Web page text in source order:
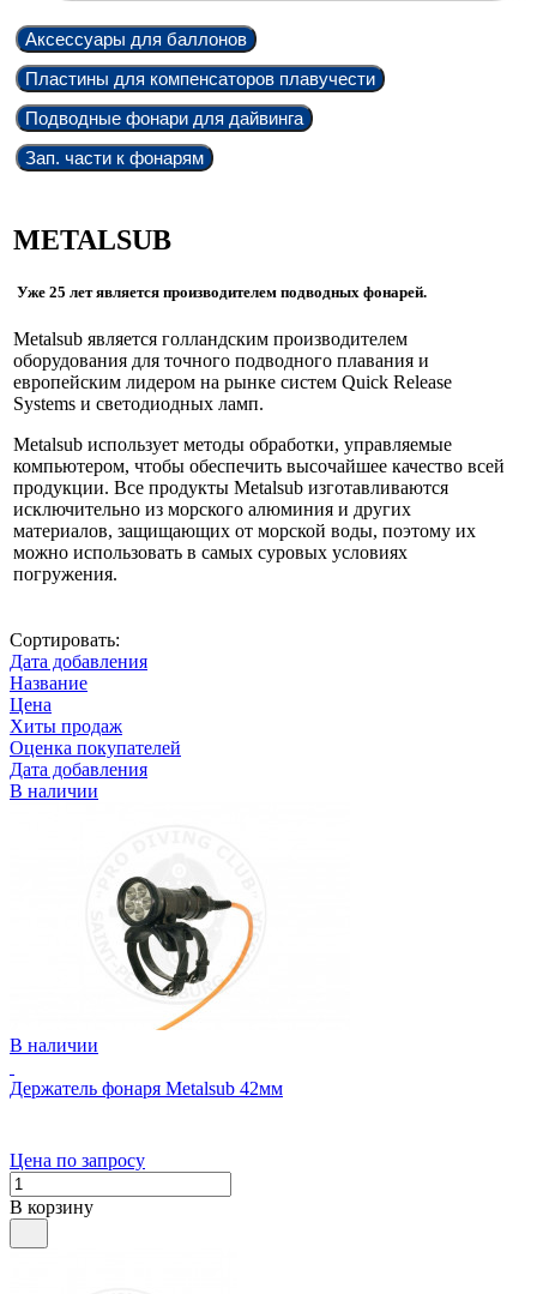
Аксессуары для баллонов
Пластины для компенсаторов плавучести
Подводные фонари для дайвинга
Зап. части к фонарям
METALSUB
Уже 25 лет является производителем подводных фонарей.
Metalsub является голландским производителем
оборудования для точного подводного плавания и
европейским лидером на рынке систем Quick Release
Systems и светодиодных ламп.
Metalsub использует методы обработки, управляемые
компьютером, чтобы обеспечить высочайшее качество всей
продукции. Все продукты Metalsub изготавливаются
исключительно из морского алюминия и других
материалов, защищающих от морской воды, поэтому их
можно использовать в самых суровых условиях
погружения.
Сортировать:
Дата добавления
Название
Цена
Хиты продаж
Оценка покупателей
Дата добавления
В наличии
В наличии
Держатель фонаря Metalsub 42мм
Цена по запросу
В корзину